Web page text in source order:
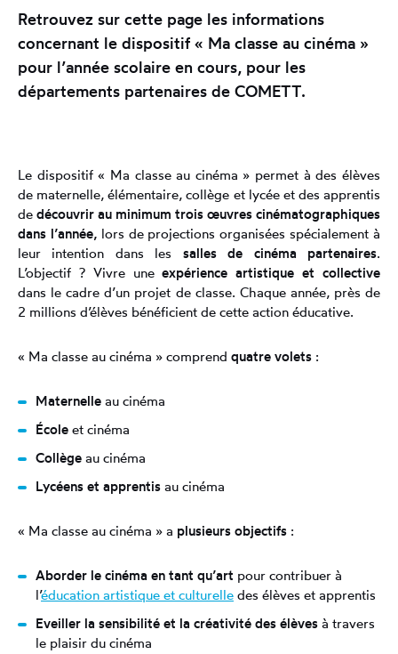
Retrouvez sur cette page les informations
concernant le dispositif « Ma classe au cinéma »
pour l’année scolaire en cours, pour les
départements partenaires de COMETT.
Le dispositif « Ma classe au cinéma » permet à des élèves
de maternelle, élémentaire, collège et lycée et des apprentis
de découvrir au minimum trois œuvres cinématographiques
dans l’année,lors de projections organisées spécialement à
leur intention dans les salles de cinéma partenaires.
L’objectif ? Vivre uneexpérience artistique et collective
dans le cadre d’un projet de classe. Chaque année, près de
2 millions d’élèves bénéficient de cette action éducative.
« Ma classe au cinéma » comprend quatre volets :
Maternelle au cinéma
École et cinéma
Collège au cinéma
Lycéens et apprentis au cinéma
« Ma classe au cinéma » a plusieurs objectifs :
Aborder le cinéma en tant qu’art pour contribuer à
l’éducation artistique et culturelle des élèves et apprentis
Eveiller la sensibilité et la créativité des élèves à travers
le plaisir du cinéma